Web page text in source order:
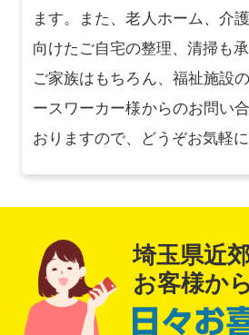
ます。また、老人ホーム、介
向けたご自宅の整理、清掃も承
ご家族はもちろん、福祉施設
ースワーカー様からのお問い
おりますので、どうぞお気軽
埼玉県近
お客様か